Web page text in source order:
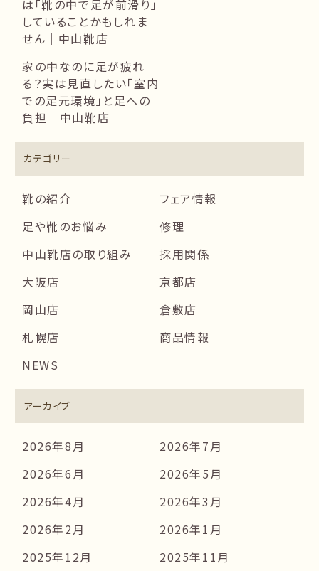
は「靴の中で足が前滑り」
していることかもしれま
せん｜中山靴店
家の中なのに足が疲れ
る？実は見直したい「室内
での足元環境」と足への
負担｜中山靴店
カテゴリー
靴の紹介
フェア情報
足や靴のお悩み
修理
中山靴店の取り組み
採用関係
大阪店
京都店
岡山店
倉敷店
札幌店
商品情報
NEWS
アーカイブ
2026年8月
2026年7月
2026年6月
2026年5月
2026年4月
2026年3月
2026年2月
2026年1月
2025年12月
2025年11月